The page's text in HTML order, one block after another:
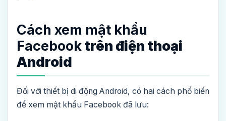
Cách xem mật khẩu
Facebooktrên điện thoại
Android
Đối với thiết bị di động Android, có hai cách phổ biến
để xem mật khẩu Facebook đã lưu: